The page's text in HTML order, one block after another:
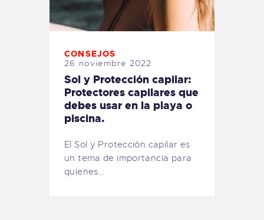
CONSEJOS
26 noviembre 2022
Sol y Protección capilar:
Protectores capilares que
debes usar en la playa o
piscina.
El Sol y Protección capilar es
un tema de importancia para
quienes…